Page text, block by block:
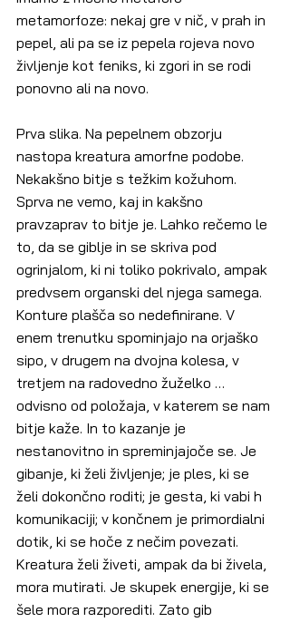
metamorfoze: nekaj gre v nič, v prah in
pepel, ali pa se iz pepela rojeva novo
življenje kot feniks, ki zgori in se rodi
ponovno ali na novo.
Prva slika. Na pepelnem obzorju
nastopa kreatura amorfne podobe.
Nekakšno bitje s težkim kožuhom.
Sprva ne vemo, kaj in kakšno
pravzaprav to bitje je. Lahko rečemo le
to, da se giblje in se skriva pod
ogrinjalom, ki ni toliko pokrivalo, ampak
predvsem organski del njega samega.
Konture plašča so nedefinirane. V
enem trenutku spominjajo na orjaško
sipo, v drugem na dvojna kolesa, v
tretjem na radovedno žuželko …
odvisno od položaja, v katerem se nam
bitje kaže. In to kazanje je
nestanovitno in spreminjajoče se. Je
gibanje, ki želi življenje; je ples, ki se
želi dokončno roditi; je gesta, ki vabi h
komunikaciji; v končnem je primordialni
dotik, ki se hoče z nečim povezati.
Kreatura želi živeti, ampak da bi živela,
mora mutirati. Je skupek energije, ki se
šele mora razporediti. Zato gib